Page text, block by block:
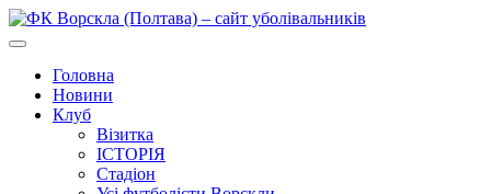
Головна
Новини
Клуб
Візитка
ІСТОРІЯ
Стадіон